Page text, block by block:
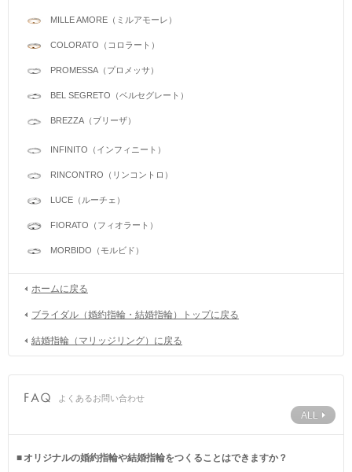
MILLE AMORE（ミルアモーレ）
COLORATO（コロラート）
PROMESSA（プロメッサ）
BEL SEGRETO（ベルセグレート）
BREZZA（ブリーザ）
INFINITO（インフィニート）
RINCONTRO（リンコントロ）
LUCE（ルーチェ）
FIORATO（フィオラート）
MORBIDO（モルビド）
ホームに戻る
ブライダル（婚約指輪・結婚指輪）トップに戻る
結婚指輪（マリッジリング）に戻る
よくあるお問い合わせ
ALL
オリジナルの婚約指輪や結婚指輪をつくることはできますか？